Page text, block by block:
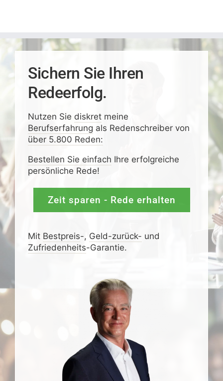
Sichern Sie Ihren
Redeerfolg.
Nutzen Sie diskretmeine
Berufserfahrung als Redenschreiber von
über 5.800 Reden:
Bestellen Sie einfach Ihre erfolgreiche
persönliche Rede!
Zeit sparen - Rede erhalten
Mit Bestpreis-, Geld-zurück- und
Zufrieden­­heits-Garantie.